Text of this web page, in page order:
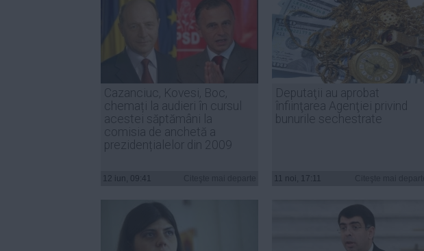
Cazanciuc, Kovesi, Boc,
chemați la audieri în cursul
acestei săptămâni la
comisia de anchetă a
prezidențialelor din 2009
12 iun, 09:41
Deputaţii au aprobat
înfiinţarea Agenţiei privind
bunurile sechestrate
11 noi, 17:11